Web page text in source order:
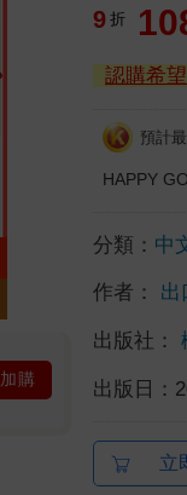
加購
9 折
認購希
預計
HAPPY
分類： 中
作者： 出
出版社：
出版日：
立